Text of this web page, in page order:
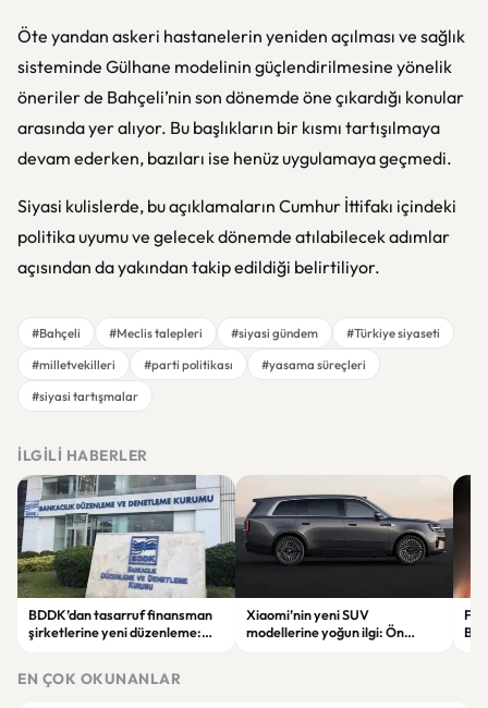
Öte yandan askeri hastanelerin yeniden açılması ve sağlık
sisteminde Gülhane modelinin güçlendirilmesine yönelik
öneriler de Bahçeli’nin son dönemde öne çıkardığı konular
arasında yer alıyor. Bu başlıkların bir kısmı tartışılmaya
devam ederken, bazıları ise henüz uygulamaya geçmedi.
Siyasi kulislerde, bu açıklamaların Cumhur İttifakı içindeki
politika uyumu ve gelecek dönemde atılabilecek adımlar
açısından da yakından takip edildiği belirtiliyor.
#Bahçeli #Meclis talepleri #siyasi gündem
#Türkiye siyaseti
#milletvekilleri
#parti politikası
#yasama süreçleri
#siyasi tartışmalar
İLGILI HABERLER
BDDK’dan tasarruf finansman
şirketlerine yeni düzenleme:
Xiaomi’nin yeni SUV
modellerine yoğun ilgi: Ön
EN ÇOK OKUNANLAR